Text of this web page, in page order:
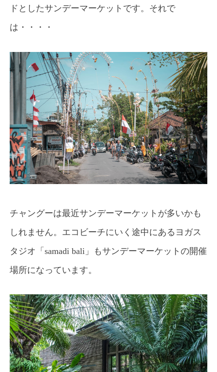
ドとしたサンデーマーケットです。それで
は・・・・
チャングーは最近サンデーマーケットが多いかも
しれません。エコビーチにいく途中にあるヨガス
タジオ「samadi bali」もサンデーマーケットの開催
場所になっています。